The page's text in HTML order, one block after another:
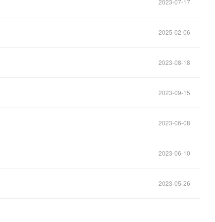
2025-02-06
2023-08-18
2023-09-15
2023-06-08
2023-06-10
2023-05-26